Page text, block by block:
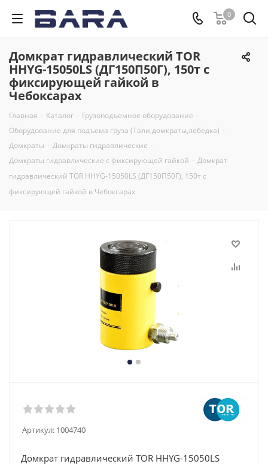
0
Домкрат гидравлический TOR
HHYG-15050LS (ДГ150П50Г), 150т с
фиксирующей гайкой в
Чебоксарах
Главная - Каталог - Грузоподъемное оборудование -
Оборудование для подъема груза (Тали,домкраты,лебедка) -
Домкраты - Домкраты гидравлические -
Домкраты гидравлические с фиксирующей гайкой - Домкрат
гидравлический TOR HHYG-15050LS (ДГ150П50Г), 150т с
фиксирующей гайкой в Чебоксарах
Артикул: 1004740
Домкрат гидравлический TOR HHYG-15050LS